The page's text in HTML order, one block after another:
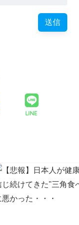
LINE